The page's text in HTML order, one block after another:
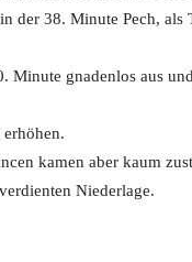
der 38. Minute Pech,
Minute gnadenlos aus
kamen aber kaum
Niederlage.